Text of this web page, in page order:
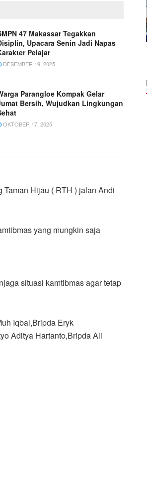
47 Makassar Tegakkan
Upacara Senin Jadi Napas
Pelajar
DESEMBER 19, 2025
Parangloe Kompak Gelar
Bersih, Wujudkan Lingkungan
OKTOBER 17, 2025
Taman Hijau ( RTH ) jalan Andi
yang mungkin saja
situasi kamtibmas agar tetap
Iqbal,Bripda Eryk
Aditya Hartanto,Bripda Ali